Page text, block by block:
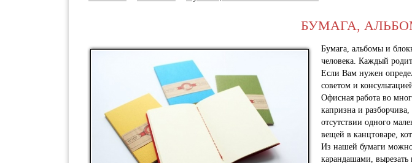
Книжки с наклейками
Книжки с пазлами
Лепим и Играем
Набор для творчества
Развивающие Наклейки
Удостоверение
Флаги
Флешки
Часы
Часы
Этикетки
Ценники
БУМАГА,
Бумага, альбомы и
человека. Каждый
Если Вам нужен
советом и
Офисная работа во
капризна и
отсутствии одного
вещей в канцтоваре,
Из нашей бумаги можно
карандашами, вырезать